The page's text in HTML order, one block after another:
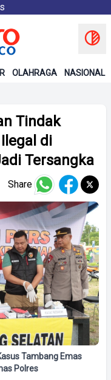
OLAHRAGA NASIONAL
Tindak
di
Tersangka
Share
Tambang Emas
Polres